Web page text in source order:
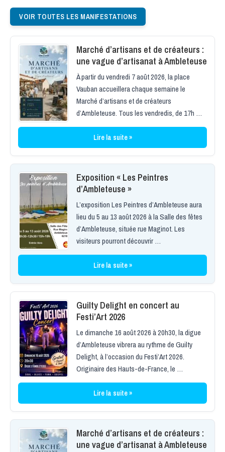
VOIR TOUTES LES MANIFESTATIONS
Marché d’artisans et de créateurs :
une vague d’artisanat à Ambleteuse
À partir du vendredi 7 août 2026, la place
Vauban accueillera chaque semaine le
Marché d’artisans et de créateurs
d’Ambleteuse. Tous les vendredis, de 17h …
Lire la suite »
Exposition « Les Peintres
d’Ambleteuse »
L’exposition Les Peintres d’Ambleteuse aura
lieu du 5 au 13 août 2026 à la Salle des fêtes
d’Ambleteuse, située rue Maginot. Les
visiteurs pourront découvrir …
Lire la suite »
Guilty Delight en concert au
Festi’Art 2026
Le dimanche 16 août 2026 à 20h30, la digue
d’Ambleteuse vibrera au rythme de Guilty
Delight, à l’occasion du Festi’Art 2026.
Originaire des Hauts-de-France, le …
Lire la suite »
Marché d’artisans et de créateurs :
une vague d’artisanat à Ambleteuse